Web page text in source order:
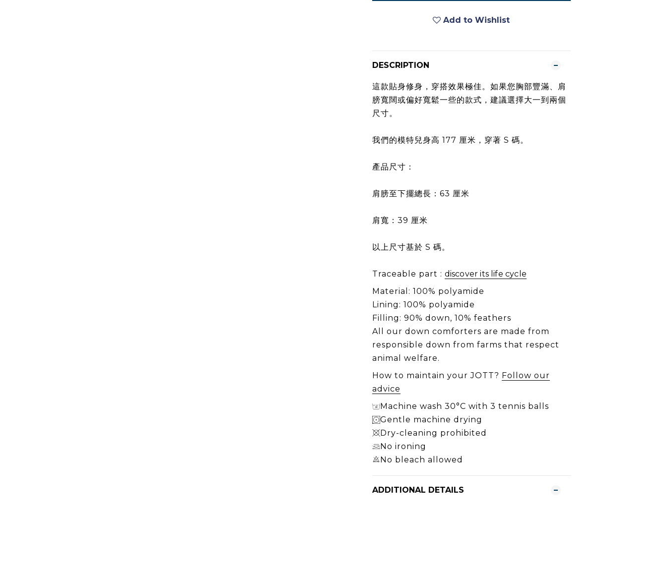
Add to Wishlist
DESCRIPTION
這款貼身修身，穿搭效果極佳。如果您胸部豐滿、肩
膀寬闊或偏好寬鬆一些的款式，建議選擇大一到兩個
尺寸。
我們的模特兒身高 177 厘米，穿著 S 碼。
產品尺寸：
肩膀至下擺總長：63 厘米
肩寬：39 厘米
以上尺寸基於 S 碼。
Traceable part : discover its life cycle
Material: 100% polyamide
Lining: 100% polyamide
Filling: 90% down, 10% feathers
All our down comforters are made from
responsible down from farms that respect
animal welfare.
How to maintain your JOTT? Follow our
advice
Machine wash 30°C with 3 tennis balls
Gentle machine drying
Dry-cleaning prohibited
No ironing
No bleach allowed
ADDITIONAL DETAILS